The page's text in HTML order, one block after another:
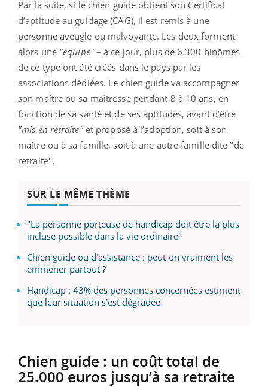
Par la suite, si le chien guide obtient son Certificat
d’aptitude au guidage (CAG), il est remis à une
personne aveugle ou malvoyante. Les deux forment
alors une "équipe"– à ce jour, plus de 6.300 binômes
de ce type ont été créés dans le pays par les
associations dédiées. Le chien guide va accompagner
son maître ou sa maîtresse pendant 8 à 10 ans, en
fonction de sa santé et de ses aptitudes, avant d’être
"mis en retraite"et proposé à l’adoption, soit à son
maître ou à sa famille, soit à une autre famille dite "de
retraite".
SUR LE MÊME THÈME
"La personne porteuse de handicap doit être la plus
incluse possible dans la vie ordinaire"
Chien guide ou d'assistance : peut-on vraiment les
emmener partout ?
Handicap : 43% des personnes concernées estiment
que leur situation s'est dégradée
Chien guide : un coût total de
25.000 euros jusqu’à sa retraite